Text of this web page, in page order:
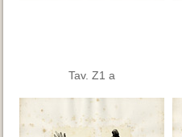
Tav. Z1 a